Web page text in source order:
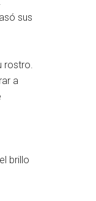
sus
rostro.
a
brillo